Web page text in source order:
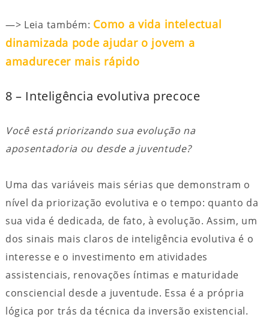
—> Leia também: Como a vida intelectual
dinamizada pode ajudar o jovem a
amadurecer mais rápido
8 – Inteligência evolutiva precoce
Você está priorizando sua evolução na
aposentadoria ou desde a juventude?
Uma das variáveis mais sérias que demonstram o
nível da priorização evolutiva e o tempo: quanto da
sua vida é dedicada, de fato, à evolução. Assim, um
dos sinais mais claros de inteligência evolutiva é o
interesse e o investimento em atividades
assistenciais, renovações íntimas e maturidade
consciencial desde a juventude. Essa é a própria
lógica por trás da técnica da inversão existencial.